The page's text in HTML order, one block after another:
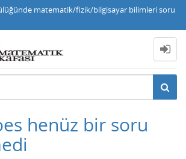
matematik/fizik/bilgisayar bilimleri soru
henüz bir soru